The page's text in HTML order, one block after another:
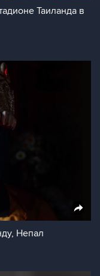
Таиланда в
Непал